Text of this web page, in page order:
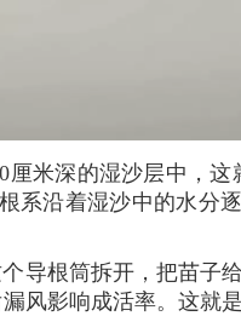
米深的湿沙层中，这
系沿着湿沙中的水分
导根筒拆开，把苗子
风影响成活率。这就